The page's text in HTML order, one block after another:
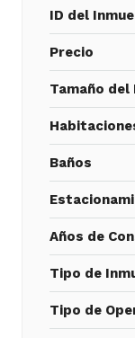
ID del
Precio
Tamaño del
Baños
Años de
Tipo de
Tipo de